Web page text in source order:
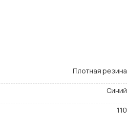
Плотная резина
Синий
110